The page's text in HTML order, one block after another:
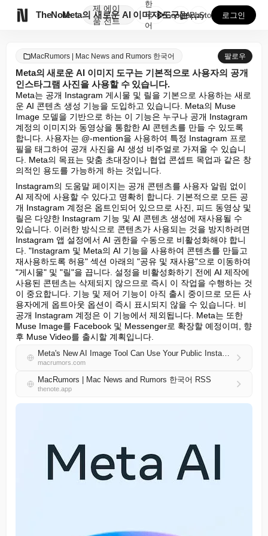
TheNote
제
품
에이
전트
Meta의 새로운 AI 이미지 도구는 기본적으로 사용자...
한
국
어
GooglePlay
AppStore 로그인
MacRumors | Mac News and Rumors 한국어 팔로우
Meta의 새로운 AI 이미지 도구는 기본적으로 사용자의 공개
인스타그램 사진을 사용할 수 있습니다.
Meta는 공개 Instagram 게시물 및 릴을 기본으로 사용하는 새로
운 AI 콘텐츠 생성 기능을 도입하고 있습니다. Meta의 Muse
Image 모델을 기반으로 하는 이 기능은 누구나 공개 Instagram
계정의 이미지와 동영상을 통합한 AI 콘텐츠를 만들 수 있도록
합니다. 사용자는 @-mention을 사용하여 특정 Instagram 프로
필을 태그하여 공개 사진을 AI 생성 비주얼로 가져올 수 있습니
다. Meta의 목표는 맞춤 초대장이나 협업 콘셉트 목업과 같은 창
의적인 용도를 가능하게 하는 것입니다.
Instagram의 도움말 페이지는 공개 콘텐츠를 사용자 알림 없이
AI 제작에 사용할 수 있다고 명확히 합니다. 기본적으로 모든 공
개 Instagram 계정은 옵트인되어 있으므로 사진, 피드 동영상 및
릴은 다양한 Instagram 기능 및 AI 콘텐츠 생성에 재사용될 수
있습니다. 이러한 방식으로 콘텐츠가 사용되는 것을 방지하려면
Instagram 앱 설정에서 AI 권한을 수동으로 비활성화해야 합니
다. "Instagram 및 Meta의 AI 기능을 사용하여 콘텐츠를 만들고
재사용하도록 허용" 섹션 아래의 "공유 및 재사용"으로 이동하여
"게시물" 및 "릴"을 끕니다. 설정을 비활성화하기 전에 AI 제작에
사용된 콘텐츠는 삭제되지 않으므로 즉시 이 작업을 수행하는 것
이 중요합니다. 기능 및 제어 기능이 아직 출시 중이므로 모든 사
용자에게 옵트아웃 옵션이 즉시 표시되지 않을 수 있습니다. 비
공개 Instagram 계정은 이 기능에서 제외됩니다. Meta는 또한
Muse Image를 Facebook 및 Messenger로 확장할 예정이며, 향
후 Muse Video를 출시할 계획입니다.
Meta's New AI Image Tool Can Use Your Public Instagram Photos by Default
macrumors.com
MacRumors | Mac News and Rumors 한국어 RSS
thenote.app